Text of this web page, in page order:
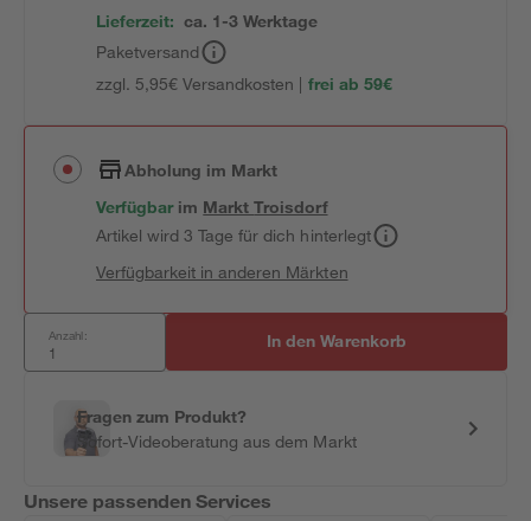
Lieferzeit: ca. 1-3 Werktage
Paketversand
zzgl. 5,95€ Versandkosten | frei ab 59€
Abholung im Markt
Verfügbar im MarktTroisdorf
Artikel wird 3 Tage für dich hinterlegt
Verfügbarkeit in anderen Märkten
Anzahl: In den Warenkorb
Fragen zum Produkt?
Sofort-Videoberatung aus dem Markt
Unsere passenden Services